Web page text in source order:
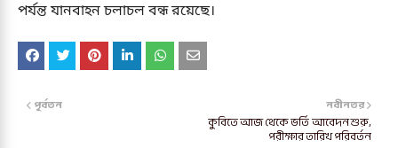
পর্যন্ত যানবাহন চলাচল বন্ধ রয়েছে।
নবীনতর
কুবিতে আজ থেকে ভর্তি আবেদন শুরু,
পরীক্ষার তারিখ পরিবর্তন
পূর্বতন